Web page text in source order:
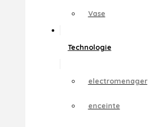
Vase
Technologie
electromenager
enceinte